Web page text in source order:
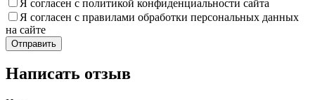
Я согласен с политикой конфиденциальности сайта
Я согласен с правилами обработки персональных данных
на сайте
Написать отзыв